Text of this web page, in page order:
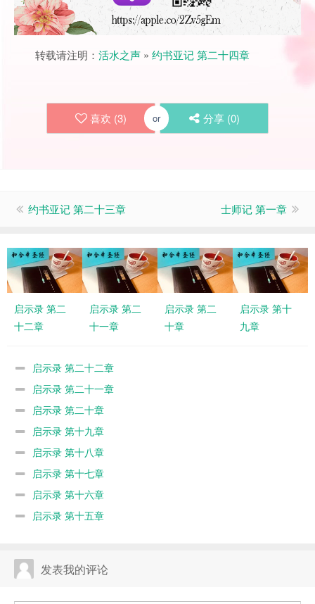
转载请注明： 活水之声 » 约书亚记 第二十四章
喜欢 (3) or 分享 (0)
约书亚记 第二十三章 士师记 第一章
启示录 第二
十二章
启示录 第二
十一章
启示录 第二
十章
启示录 第十
九章
启示录 第二十二章
启示录 第二十一章
启示录 第二十章
启示录 第十九章
启示录 第十八章
启示录 第十七章
启示录 第十六章
启示录 第十五章
发表我的评论